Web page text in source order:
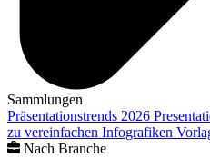
Sammlungen
Präsentationstrends 2026
zu vereinfachen Infografiken
Nach Branche